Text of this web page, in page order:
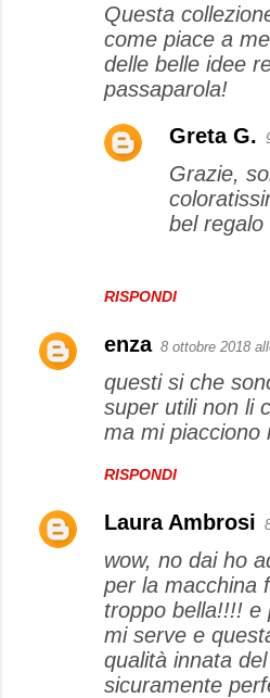
Questa
come piace a
delle belle idee
passaparola!
RISPONDI
Greta G.
Grazie,
bel regalo
enza 8 ottobre 2018
questi si che
super utili non li
ma mi piacciono
RISPONDI
Laura Ambrosi
wow, no dai ho
per la macchina
troppo bella!!!! e
mi serve e
qualità innata
sicuramente